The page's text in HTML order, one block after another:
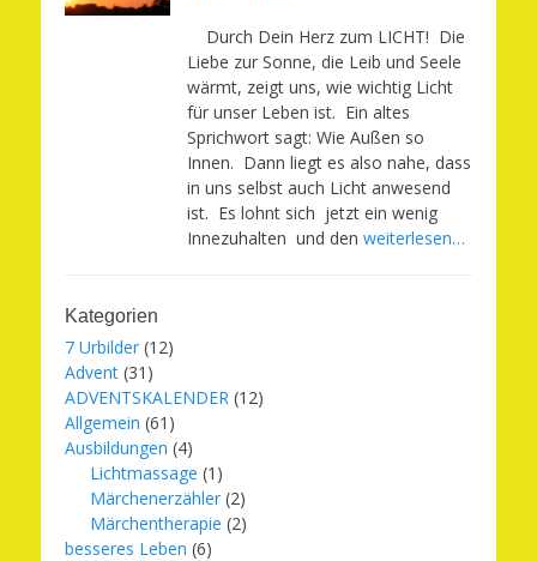
Durch Dein Herz zum LICHT! Die
Liebe zur Sonne, die Leib und Seele
wärmt, zeigt uns, wie wichtig Licht
für unser Leben ist. Ein altes
Sprichwort sagt: Wie Außen so
Innen. Dann liegt es also nahe, dass
in uns selbst auch Licht anwesend
ist. Es lohnt sich jetzt ein wenig
Innezuhalten und den weiterlesen…
Kategorien
7 Urbilder (12)
Advent (31)
ADVENTSKALENDER (12)
Allgemein (61)
Ausbildungen (4)
Lichtmassage (1)
Märchenerzähler (2)
Märchentherapie (2)
besseres Leben (6)